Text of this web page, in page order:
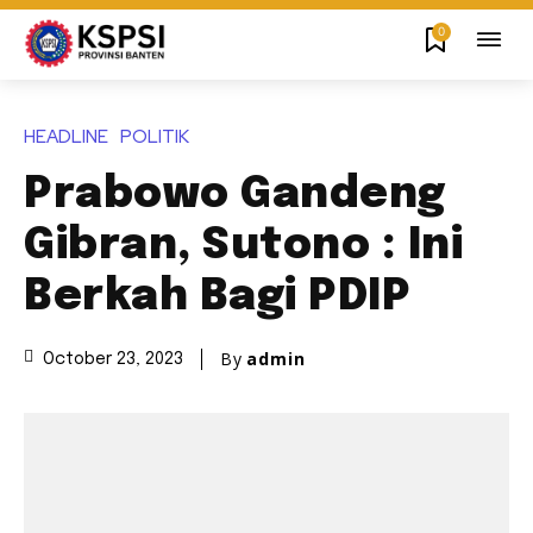
0
HEADLINE POLITIK
Prabowo Gandeng
Gibran, Sutono : Ini
Berkah Bagi PDIP
October 23, 2023 By admin